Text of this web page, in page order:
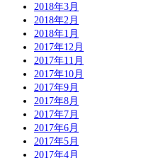
2018年3月
2018年2月
2018年1月
2017年12月
2017年11月
2017年10月
2017年9月
2017年8月
2017年7月
2017年6月
2017年5月
2017年4月